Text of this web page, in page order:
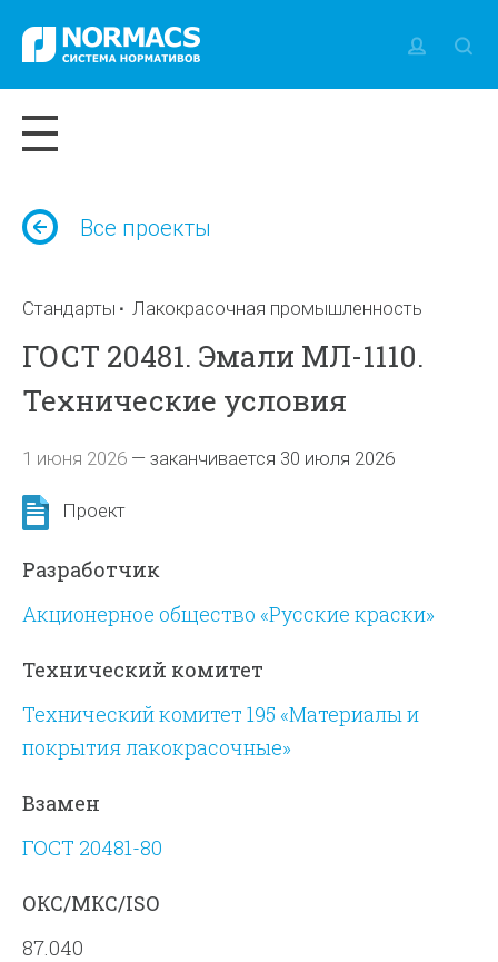
Все проекты
Стандарты Лакокрасочная промышленность
ГОСТ 20481. Эмали МЛ-1110.
Технические условия
1 июня 2026 —заканчивается 30 июля 2026
Проект
Разработчик
Акционерное общество «Русские краски»
Технический комитет
Технический комитет 195 «Материалы и
покрытия лакокрасочные»
Взамен
ГОСТ 20481-80
ОКС/МКС/ISO
87.040